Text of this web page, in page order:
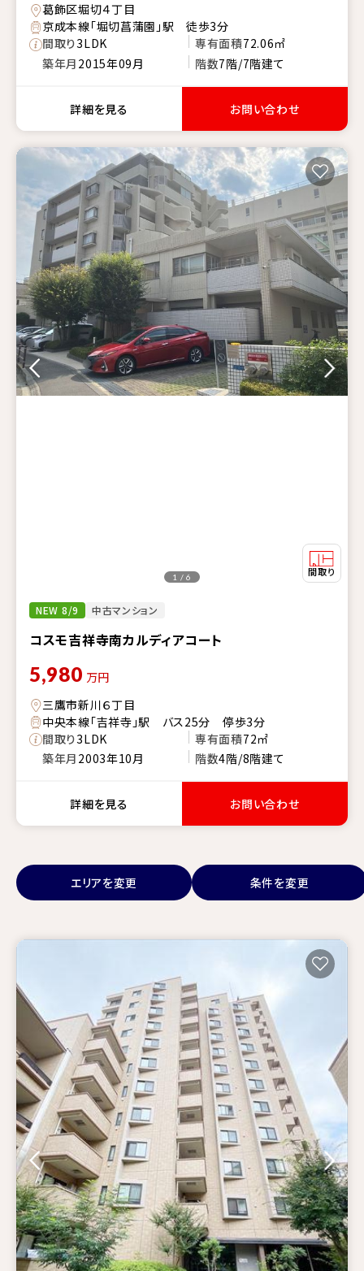
葛飾区堀切４丁目
京成本線「堀切菖蒲園」駅 徒歩3分
間取り3LDK 専有面積72.06㎡
築年月 2015年09月 階数7階/7階建て
詳細を見る お問い合わせ
NEW 8/9 中古マンション
コスモ吉祥寺南カルディアコート
1 / 6
5,980 万円
三鷹市新川６丁目
中央本線「吉祥寺」駅 バス25分 停歩3分
間取り3LDK 専有面積72㎡
築年月 2003年10月 階数4階/8階建て
詳細を見る お問い合わせ
エリアを変更 条件を変更